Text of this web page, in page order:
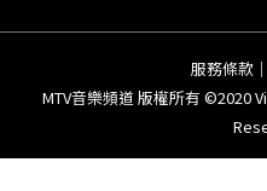
服務條款 ｜
MTV音樂頻道 版權所有 ©2020